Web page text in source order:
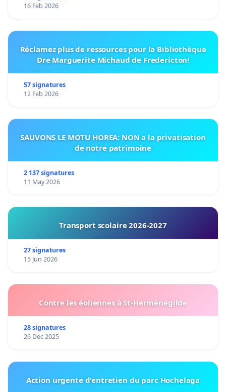
16 Feb 2026
Réclamez plus de ressources pour la Bibliothèque
Dre Marguerite Michaud de Fredericton!
57 signatures
12 Feb 2026
SAUVONS LE MOTU HOREA: NON a la privatisation
de notre patrimoine
2 137 signatures
11 May 2026
Transport scolaire 2026-2027
27 signatures
15 Jun 2026
Contre les éoliennes à St-Herménégilde
28 signatures
26 Dec 2025
Action urgente d'entretien du parc Hochelaga